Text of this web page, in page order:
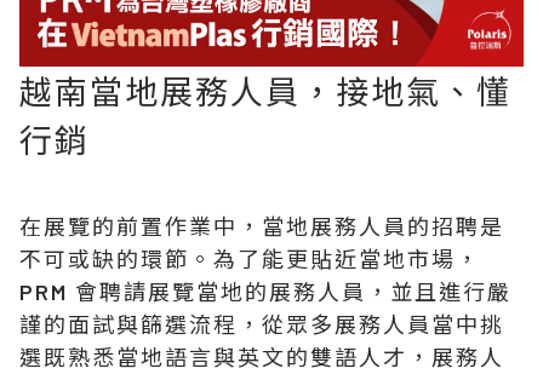
越南當地展務人員，接地氣、懂
行銷
在展覽的前置作業中，當地展務人員的招聘是
不可或缺的環節。為了能更貼近當地市場，
PRM 會聘請展覽當地的展務人員，並且進行嚴
謹的面試與篩選流程，從眾多展務人員當中挑
選既熟悉當地語言與英文的雙語人才，展務人